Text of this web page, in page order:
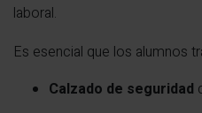
laboral.
Es esencial que los alumnos
Calzado de seguridad